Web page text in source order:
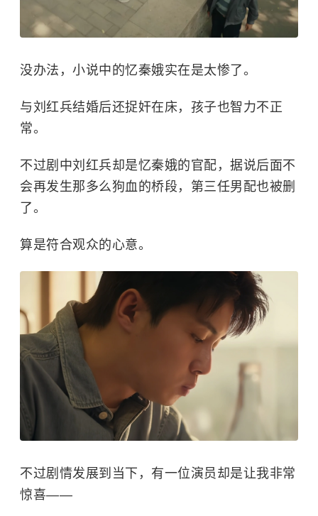
没办法，小说中的忆秦娥实在是太惨了。
与刘红兵结婚后还捉奸在床，孩子也智力不正
常。
不过剧中刘红兵却是忆秦娥的官配，据说后面不
会再发生那多么狗血的桥段，第三任男配也被删
了。
算是符合观众的心意。
不过剧情发展到当下，有一位演员却是让我非常
惊喜——